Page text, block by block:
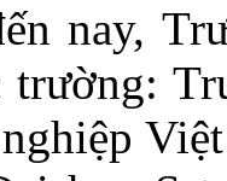
nay,
trường: